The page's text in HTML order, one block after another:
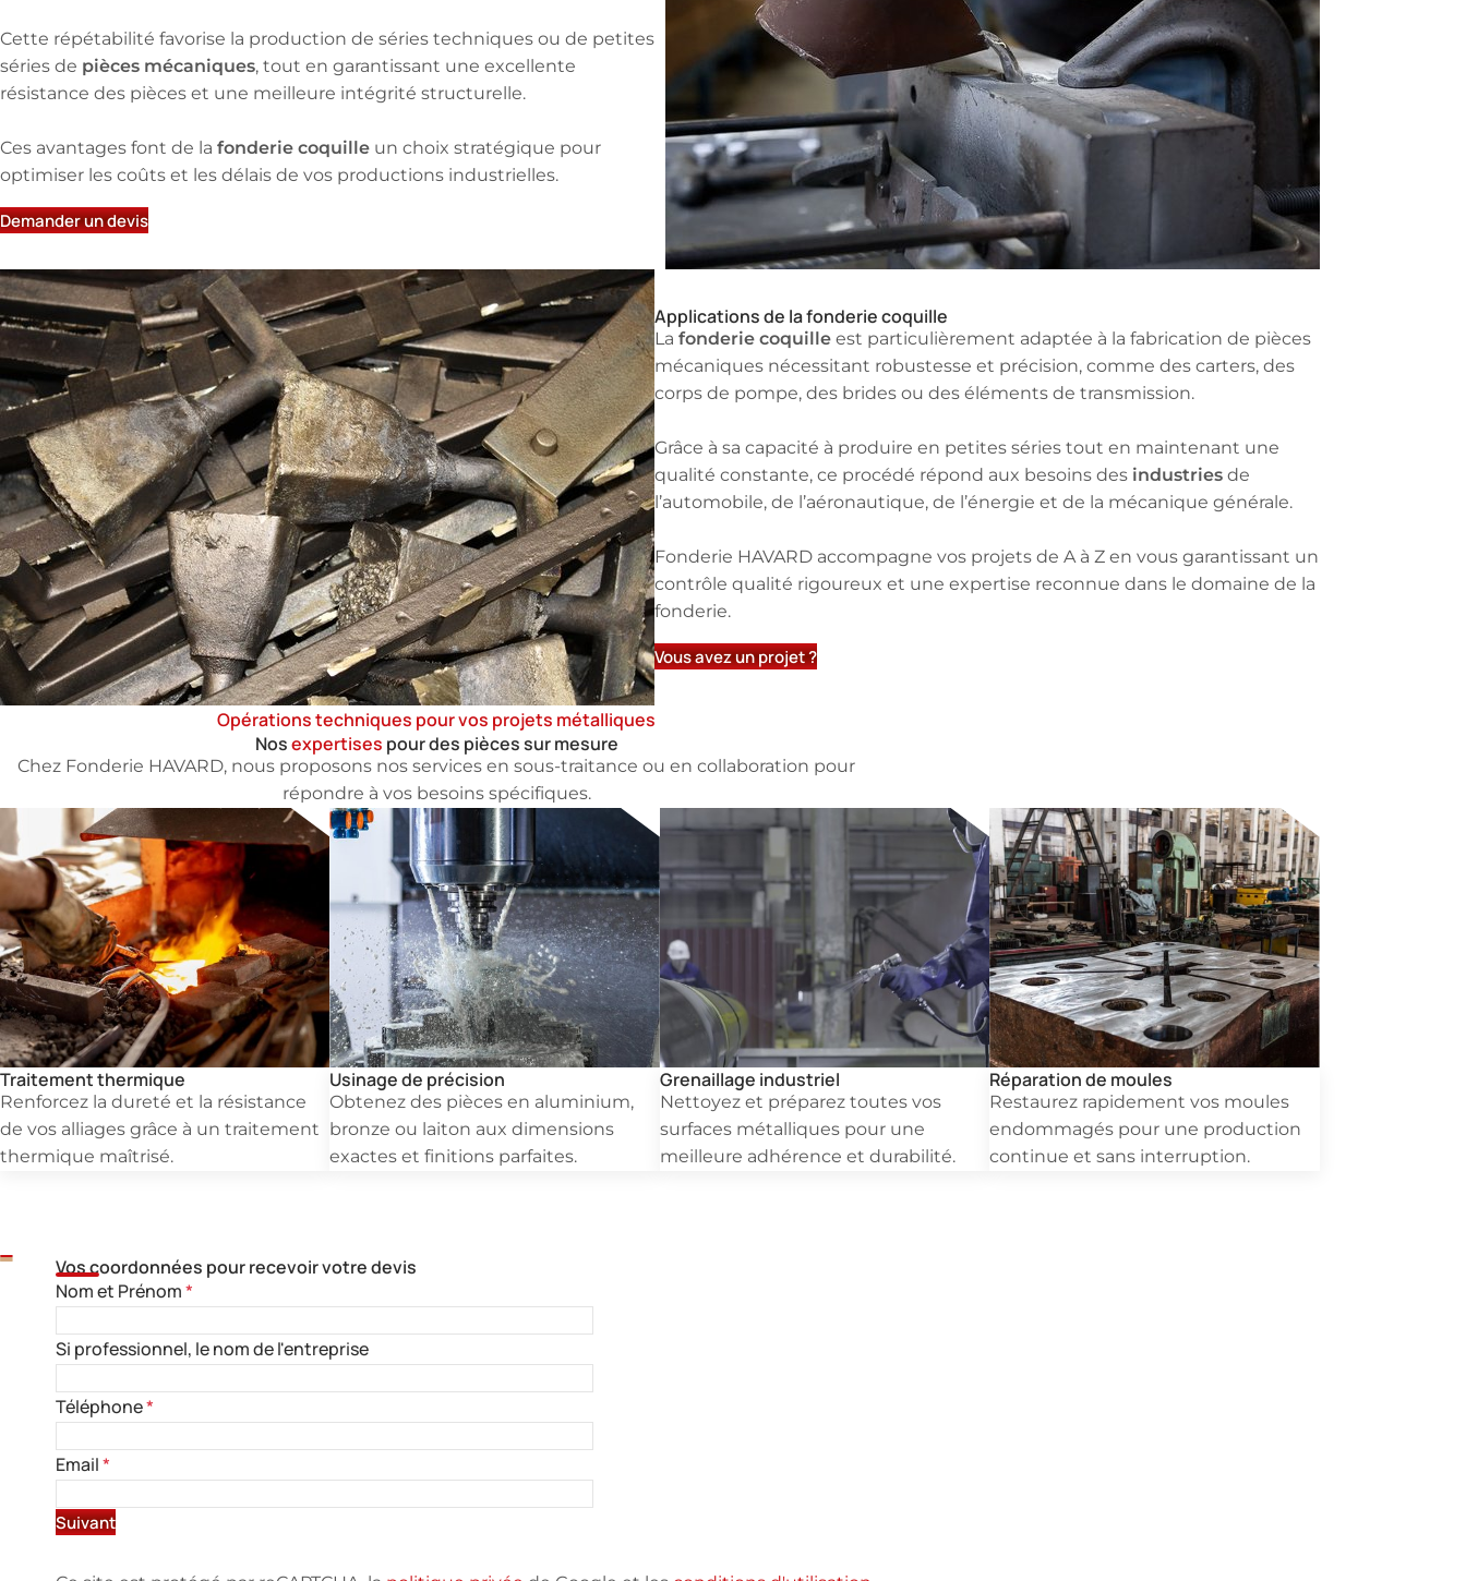
Cette répétabilité favorise la production de séries techniques ou de petites
séries de pièces mécaniques, tout en garantissant une excellente
résistance des pièces et une meilleure intégrité structurelle.
Ces avantages font de la fonderie coquille un choix stratégique pour
optimiser les coûts et les délais de vos productions industrielles.
Demander un devis
Applications de la fonderie coquille
La fonderie coquilleest particulièrement adaptée à la fabrication de pièces
mécaniques nécessitant robustesse et précision, comme des carters, des
corps de pompe, des brides ou des éléments de transmission.
Grâce à sa capacité à produire en petites séries tout en maintenant une
qualité constante, ce procédé répond aux besoins des industriesde
l’automobile, de l’aéronautique, de l’énergie et de la mécanique générale.
Fonderie HAVARD accompagne vos projets de A à Z en vous garantissant un
contrôle qualité rigoureux et une expertise reconnue dans le domaine de la
fonderie.
Vous avez un projet ?
Nosexpertises pour des pièces sur mesure
Opérations techniques pour vos projets métalliques
Chez Fonderie HAVARD, nous proposons nos services en sous-traitance ou en collaboration pour
répondre à vos besoins spécifiques.
Traitement thermique
Renforcez la dureté et la résistance
de vos alliages grâce à un traitement
thermique maîtrisé.
Usinage de précision
Obtenez des pièces en aluminium,
bronze ou laiton aux dimensions
exactes et finitions parfaites.
Grenaillage industriel
Nettoyez et préparez toutes vos
surfaces métalliques pour une
meilleure adhérence et durabilité.
Réparation de moules
Restaurez rapidement vos moules
endommagés pour une production
continue et sans interruption.
Vos coordonnées pour recevoir votre devis
Nom et Prénom*
Si professionnel, le nom de l'entreprise
Téléphone*
Email*
Suivant